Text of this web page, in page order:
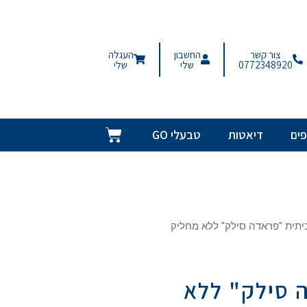
צור קשר
0772348920
החשבון
שלי
העגלה
שלי
דיאטות טבעלי GO
"פראדה סילק" ללא מחליק
סילק" ללא